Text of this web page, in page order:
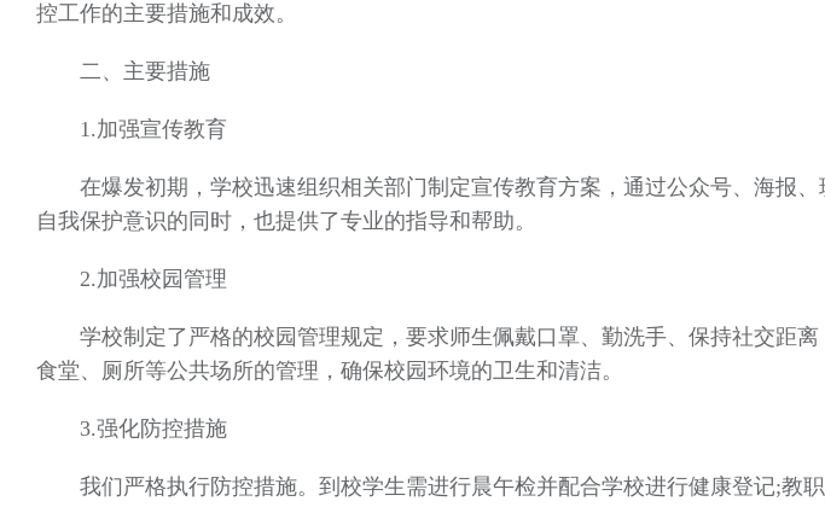
控工作的主要措施和成效。
二、主要措施
1.加强宣传教育
在爆发初期，学校迅速组织相关部门制定宣传教育方案，通过公众号、海报
自我保护意识的同时，也提供了专业的指导和帮助。
2.加强校园管理
学校制定了严格的校园管理规定，要求师生佩戴口罩、勤洗手、保持社交距
食堂、厕所等公共场所的管理，确保校园环境的卫生和清洁。
3.强化防控措施
我们严格执行防控措施。到校学生需进行晨午检并配合学校进行健康登记;教